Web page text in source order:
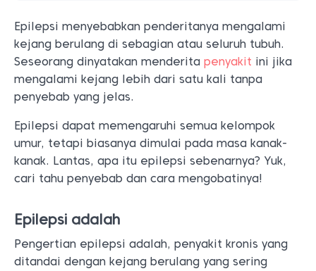
Epilepsi menyebabkan penderitanya mengalami
kejang berulang di sebagian atau seluruh tubuh.
Seseorang dinyatakan menderita penyakit ini jika
mengalami kejang lebih dari satu kali tanpa
penyebab yang jelas.
Epilepsi dapat memengaruhi semua kelompok
umur, tetapi biasanya dimulai pada masa kanak-
kanak. Lantas, apa itu epilepsi sebenarnya? Yuk,
cari tahu penyebab dan cara mengobatinya!
Epilepsi adalah
Pengertian epilepsi adalah, penyakit kronis yang
ditandai dengan kejang berulang yang sering